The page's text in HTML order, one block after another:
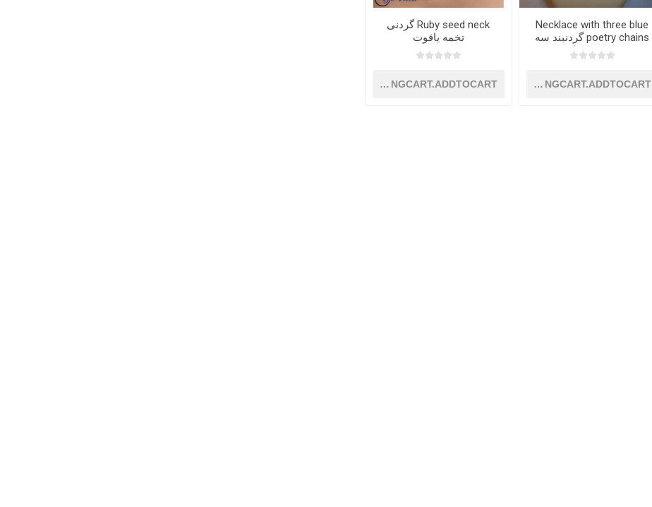
Necklace with three blue
poetry chains گردنبند سه
زنجیره شعرابعی
SHOPPINGCART.ADDTOCART
Ruby seed neck گردنی
تخمه یاقوت
SHOPPINGCART.ADDTOCART